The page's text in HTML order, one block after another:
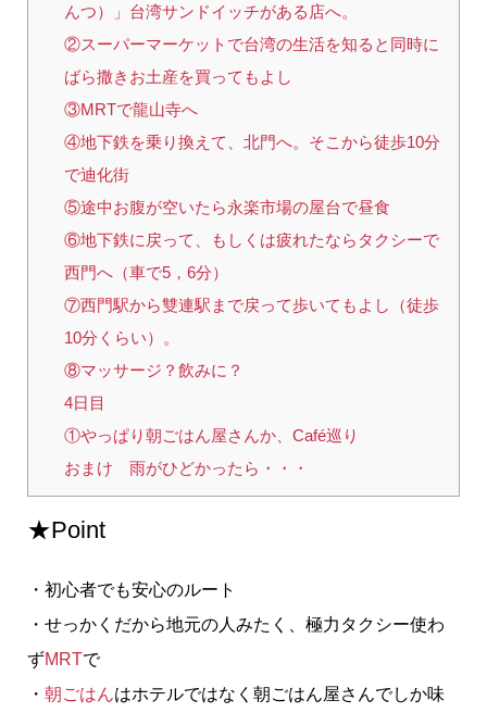
んつ）」台湾サンドイッチがある店へ。
②スーパーマーケットで台湾の生活を知ると同時に
ばら撒きお土産を買ってもよし
③MRTで龍山寺へ
④地下鉄を乗り換えて、北門へ。そこから徒歩10分
で迪化街
⑤途中お腹が空いたら永楽市場の屋台で昼食
⑥地下鉄に戻って、もしくは疲れたならタクシーで
西門へ（車で5，6分）
⑦西門駅から雙連駅まで戻って歩いてもよし（徒歩
10分くらい）。
⑧マッサージ？飲みに？
4日目
①やっぱり朝ごはん屋さんか、Café巡り
おまけ 雨がひどかったら・・・
★Point
・初心者でも安心のルート
・せっかくだから地元の人みたく、極力タクシー使わ
ずMRTで
・ 朝ごはんはホテルではなく朝ごはん屋さんでしか味